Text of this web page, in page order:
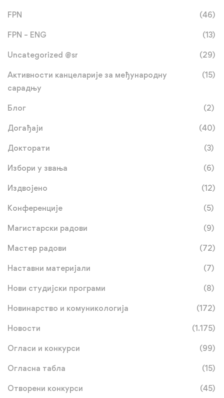
FPN (46)
FPN – ENG (13)
Uncategorized @sr (29)
Активности канцеларије за међународну
сарадњу
(15)
Блог (2)
Догађаји (40)
Докторати (3)
Избори у звања (6)
Издвојено (12)
Конференције (5)
Магистарски радови (9)
Мастер радови (72)
Наставни материјали (7)
Нови студијски програми (8)
Новинарство и комуникологија (172)
Новости (1.175)
Огласи и конкурси (99)
Огласна табла (15)
Отворени конкурси (45)